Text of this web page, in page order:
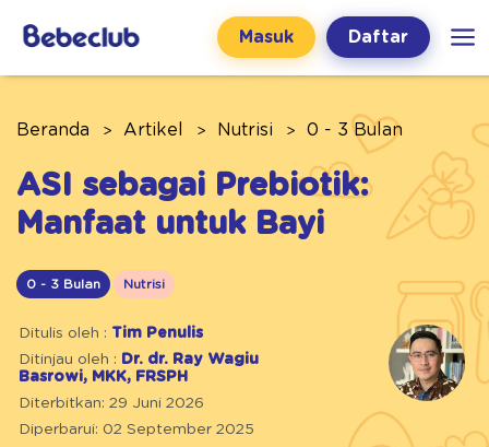
Masuk Daftar
Beranda Artikel Nutrisi 0 - 3 Bulan
ASI sebagai Prebiotik:
Manfaat untuk Bayi
0 - 3 Bulan Nutrisi
Ditulis oleh : Tim Penulis
Ditinjau oleh : Dr. dr. Ray Wagiu
Basrowi, MKK, FRSPH
Diterbitkan: 29 Juni 2026
Diperbarui: 02 September 2025